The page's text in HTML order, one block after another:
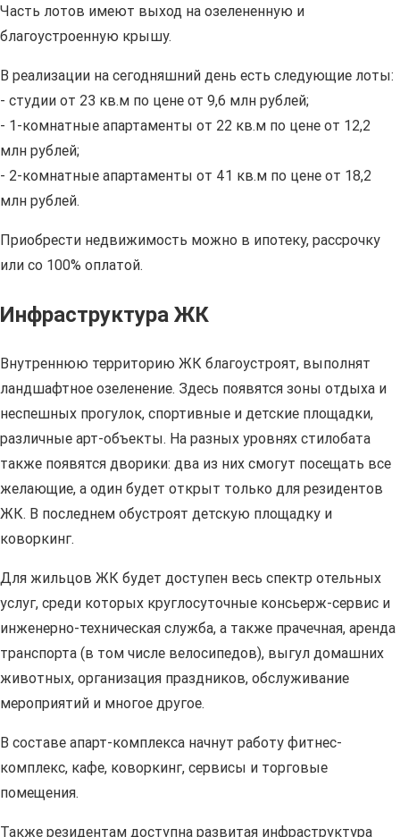
Часть лотов имеют выход на озелененную и
благоустроенную крышу.
В реализации на сегодняшний день есть следующие лоты:
- студии от 23 кв.м по цене от 9,6 млн рублей;
- 1-комнатные апартаменты от 22 кв.м по цене от 12,2
млн рублей;
- 2-комнатные апартаменты от 41 кв.м по цене от 18,2
млн рублей.
Приобрести недвижимость можно в ипотеку, рассрочку
или со 100% оплатой.
Инфраструктура ЖК
Внутреннюю территорию ЖК благоустроят, выполнят
ландшафтное озеленение. Здесь появятся зоны отдыха и
неспешных прогулок, спортивные и детские площадки,
различные арт-объекты. На разных уровнях стилобата
также появятся дворики: два из них смогут посещать все
желающие, а один будет открыт только для резидентов
ЖК. В последнем обустроят детскую площадку и
коворкинг.
Для жильцов ЖК будет доступен весь спектр отельных
услуг, среди которых круглосуточные консьерж-сервис и
инженерно-техническая служба, а также прачечная, аренда
транспорта (в том числе велосипедов), выгул домашних
животных, организация праздников, обслуживание
мероприятий и многое другое.
В составе апарт-комплекса начнут работу фитнес-
комплекс, кафе, коворкинг, сервисы и торговые
помещения.
Также резидентам доступна развитая инфраструктура